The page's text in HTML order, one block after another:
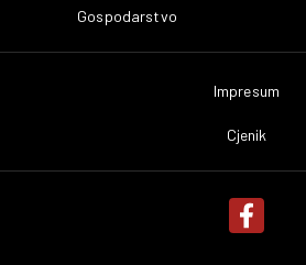
Gospodarstvo
Impresum
Cjenik